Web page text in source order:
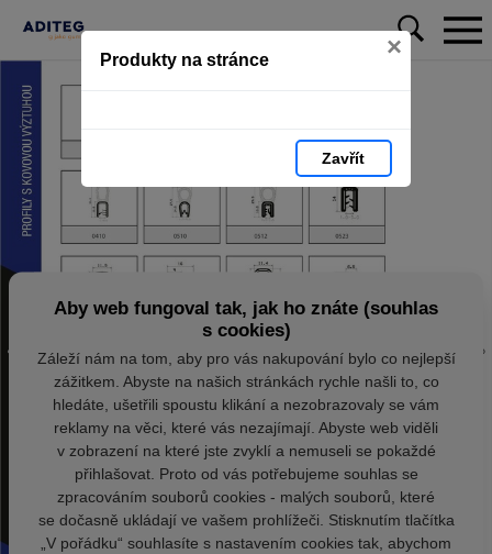
Produkty na stránce ×
Zavřít
Aby web fungoval tak, jak ho znáte (souhlas
s cookies)
Záleží nám na tom, aby pro vás nakupování bylo co nejlepší
zážitkem. Abyste na našich stránkách rychle našli to, co
hledáte, ušetřili spoustu klikání a nezobrazovaly se vám
reklamy na věci, které vás nezajímají. Abyste web viděli
v zobrazení na které jste zvyklí a nemuseli se pokaždé
přihlašovat. Proto od vás potřebujeme souhlas se
zpracováním souborů cookies - malých souborů, které
se dočasně ukládají ve vašem prohlížeči. Stisknutím tlačítka
„V pořádku“ souhlasíte s nastavením cookies tak, abychom